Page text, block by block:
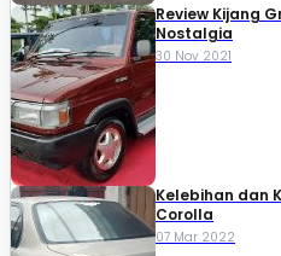
Review Kijang
Nostalgia
30 Nov 2021
Kelebihan dan
Corolla
07 Mar 2022